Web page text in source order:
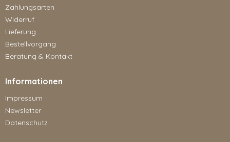
Zahlungsarten
Widerruf
Lieferung
Bestellvorgang
Beratung & Kontakt
Informationen
Impressum
Newsletter
Datenschutz